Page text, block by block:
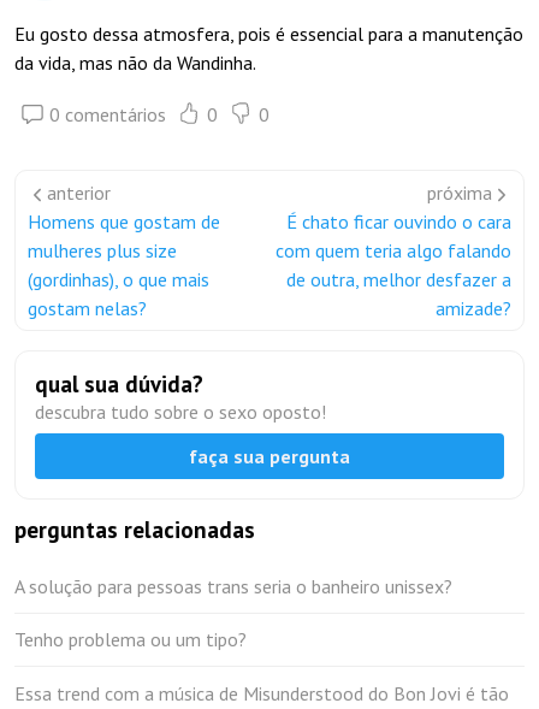
Eu gosto dessa atmosfera, pois é essencial para a manutenção
da vida, mas não da Wandinha.
0 comentários 0 0
anterior
Homens que gostam de
mulheres plus size
(gordinhas), o que mais
gostam nelas?
próxima
É chato ficar ouvindo o cara
com quem teria algo falando
de outra, melhor desfazer a
amizade?
qual sua dúvida?
descubra tudo sobre o sexo oposto!
faça sua pergunta
perguntas relacionadas
A solução para pessoas trans seria o banheiro unissex?
Tenho problema ou um tipo?
Essa trend com a música de Misunderstood do Bon Jovi é tão